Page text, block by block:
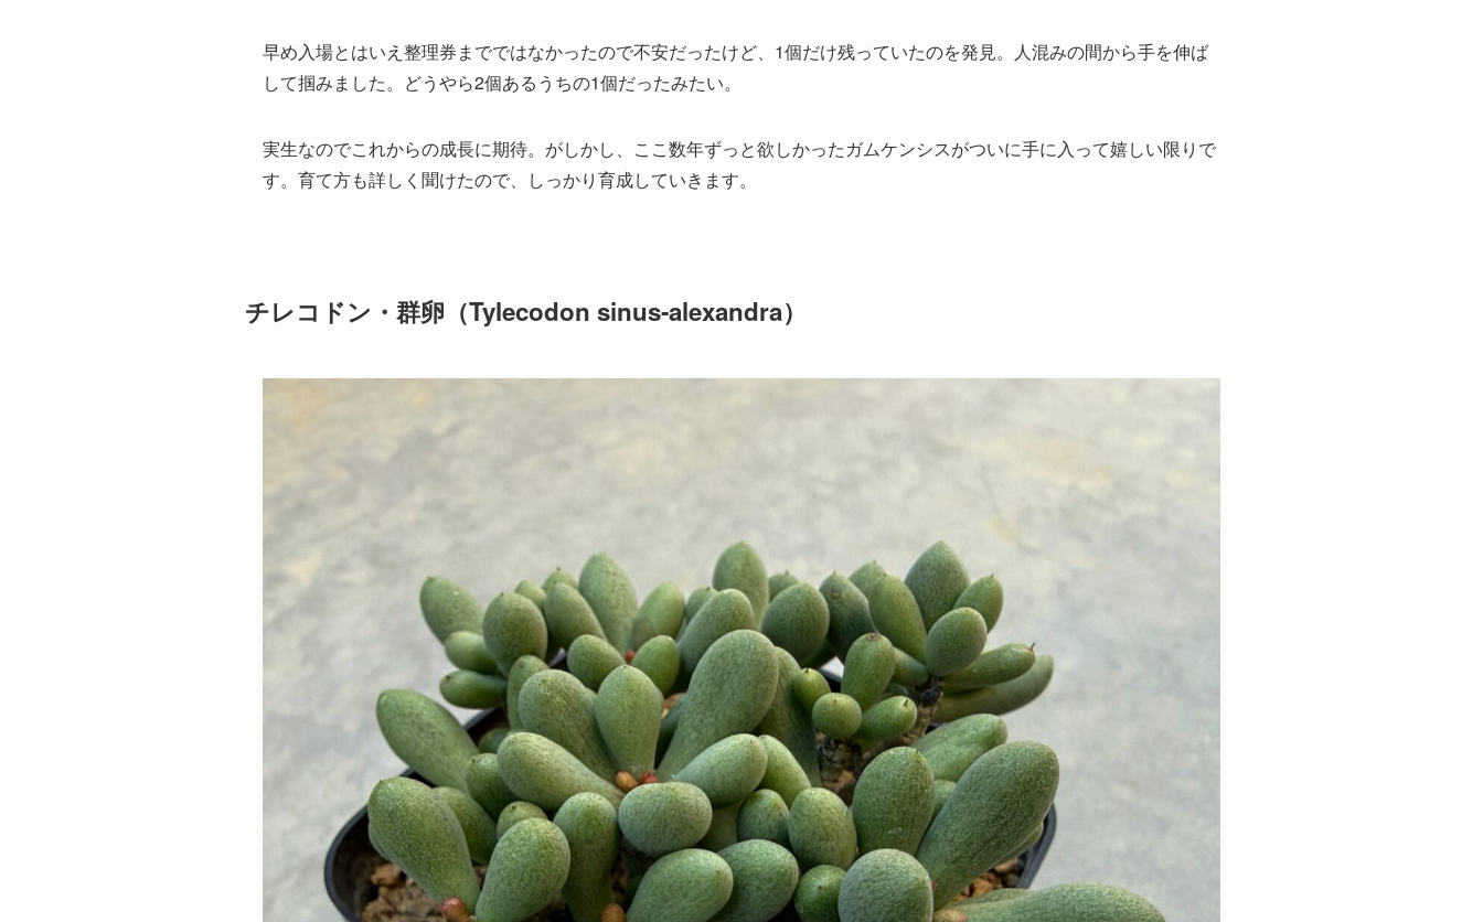
早め入場とはいえ整理券までではなかったので不安だったけど、1個だけ残っていたのを発見。人混みの間から手を伸ば
して掴みました。どうやら2個あるうちの1個だったみたい。
実生なのでこれからの成長に期待。がしかし、ここ数年ずっと欲しかったガムケンシスがついに手に入って嬉しい限りで
す。育て方も詳しく聞けたので、しっかり育成していきます。
チレコドン・群卵（Tylecodon sinus-alexandra）